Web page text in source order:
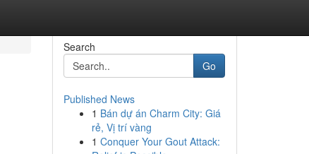
Search
Go
Published News
1 Bán dự án Charm City: Giá
rẻ, Vị trí vàng
1 Conquer Your Gout Attack: